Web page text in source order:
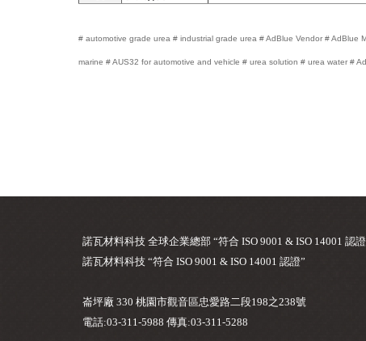
# automotive grade urea # industrial grade urea # AdBlue Vendor # AdBlue
marine # AUS32 for automotive and vehicle # urea solution # urea water #
諾瓦材料科技 全球企業總部 “符合 ISO 9001 & ISO 14001 認
諾瓦材料科技 “符合 ISO 9001 & ISO 14001 認證”
崙坪廠 330 桃園市觀音區忠愛路二段198之238號
電話:03-311-5988 傳真:03-311-5288